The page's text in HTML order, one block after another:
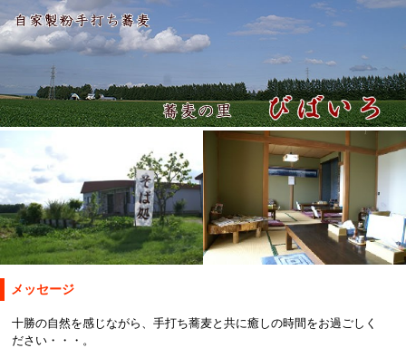
メッセージ
十勝の自然を感じながら、手打ち蕎麦と共に癒しの時間をお過ごしく
ださい・・・。